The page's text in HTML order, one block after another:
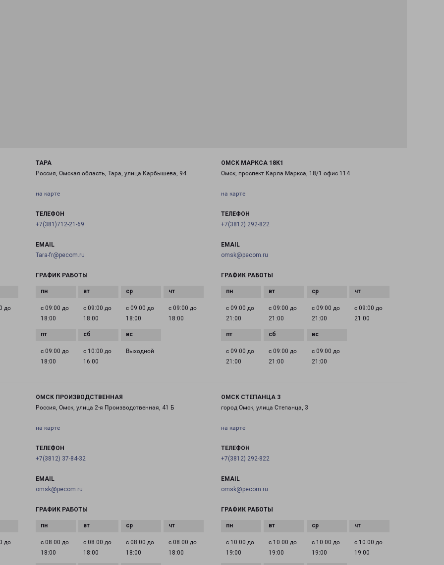
до
ТАРА
Россия, Омская область, Тара, улица Карбышева, 94
на карте
ТЕЛЕФОН
+7(381)712-21-69
EMAIL
Tara-fr@pecom.ru
ГРАФИК РАБОТЫ
с 09:00 до
18:00
с 09:00 до
18:00
с 09:00 до
18:00
с 09:00 до
18:00
с 09:00 до
18:00
с 10:00 до
16:00
Выходной
ОМСК МАРКСА 18К1
Омск, проспект Карла Маркса, 18/1 офис 114
на карте
ТЕЛЕФОН
+7(3812) 292-822
EMAIL
omsk@pecom.ru
ГРАФИК РАБОТЫ
с 09:00 до
21:00
с 09:00 до
21:00
с 09:00 до
21:00
с 09:00 до
21:00
с 09:00 до
21:00
с 09:00 до
21:00
с 09:00 до
21:00
до
ОМСК ПРОИЗВОДСТВЕННАЯ
Россия, Омск, улица 2-я Производственная, 41 Б
на карте
ТЕЛЕФОН
+7(3812) 37-84-32
EMAIL
omsk@pecom.ru
ГРАФИК РАБОТЫ
с 08:00 до
18:00
с 08:00 до
18:00
с 08:00 до
18:00
с 08:00 до
18:00
ОМСК СТЕПАНЦА 3
город Омск, улица Степанца, 3
на карте
ТЕЛЕФОН
+7(3812) 292-822
EMAIL
omsk@pecom.ru
ГРАФИК РАБОТЫ
с 10:00 до
19:00
с 10:00 до
19:00
с 10:00 до
19:00
с 10:00 до
19:00